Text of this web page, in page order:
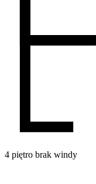
4 piętro brak windy